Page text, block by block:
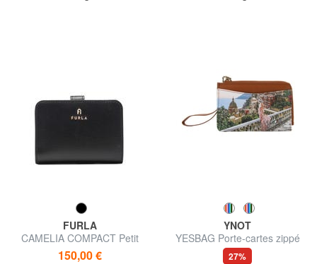
FURLA
CAMELIA COMPACT Petit
portefeuille en cuir
150,00 €
YNOT
YESBAG Porte-cartes zippé
avec bracelet
27%